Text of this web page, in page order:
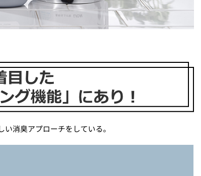
消臭アプローチをしている。